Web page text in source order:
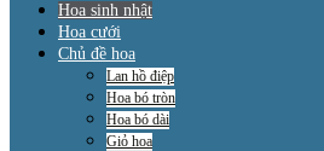
Hoa sinh nhật
Hoa cưới
Chủ đề hoa
Lan hồ điệp
Hoa bó tròn
Hoa bó dài
Giỏ hoa